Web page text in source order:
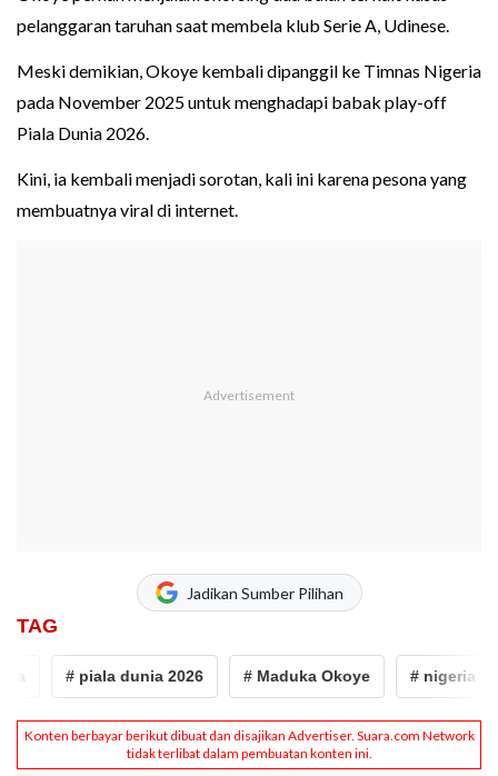
pelanggaran taruhan saat membela klub Serie A, Udinese.
Meski demikian, Okoye kembali dipanggil ke Timnas Nigeria
pada November 2025 untuk menghadapi babak play-off
Piala Dunia 2026.
Kini, ia kembali menjadi sorotan, kali ini karena pesona yang
membuatnya viral di internet.
Jadikan Sumber Pilihan
TAG
# piala dunia 2026 # Maduka Okoye # nigeria